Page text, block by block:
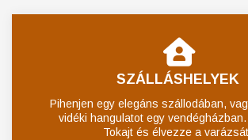
SZÁLLÁSHELYEK
Pihenjen egy elegáns szállodában,
vidéki hangulatot egy
Tokajt és élvezze a